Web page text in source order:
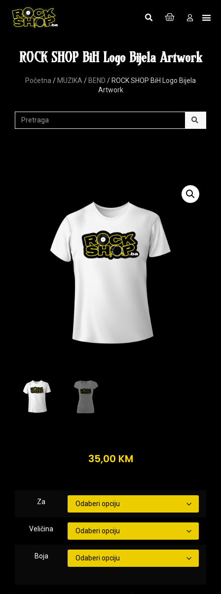
ROCK SHOP BiH Logo Bijela Artwork
Početna / MUZIKA / BEND / ROCK SHOP BiH Logo Bijela
Artwork
35,00 KM
Za
Veličina
Boja